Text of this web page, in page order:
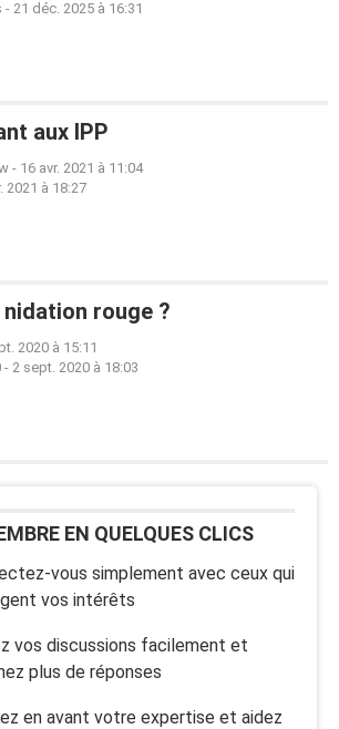
- 21 déc. 2025 à 16:31
aux IPP
- 16 avr. 2021 à 11:04
2021 à 18:27
rouge ?
2020 à 15:11
- 2 sept. 2020 à 18:03
EN QUELQUES CLICS
vous simplement avec ceux qui
vos intérêts
vos discussions facilement et
plus de réponses
en avant votre expertise et aidez